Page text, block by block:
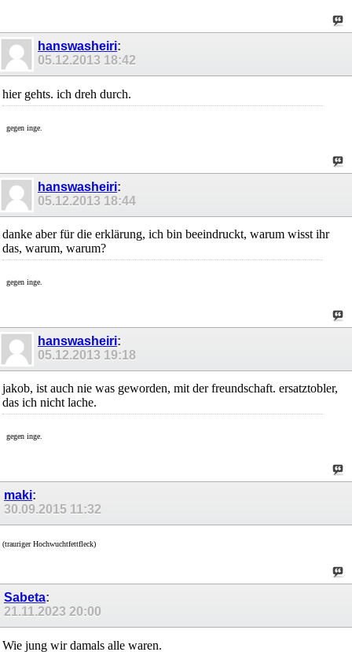
hanswasheiri:
05.12.2013 18:42
hier gehts. ich dreh durch.
gegen inge.
hanswasheiri:
05.12.2013 18:44
danke aber für die erklärung, ich bin beeindruckt, warum wisst ihr
das, warum, warum?
gegen inge.
hanswasheiri:
05.12.2013 19:18
jakob, ist auch nie was geworden, mit der freundschaft. ersatztobler,
das ich nicht lache.
gegen inge.
maki:
30.09.2015 11:32
(trauriger Hochwuchtfettfleck)
Sabeta:
21.11.2023 20:00
Wie jung wir damals alle waren.